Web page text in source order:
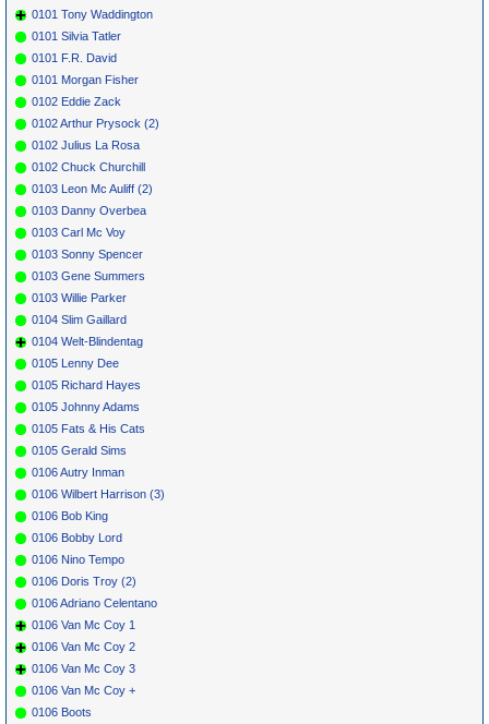
0101 Tony Waddington
0101 Silvia Tatler
0101 F.R. David
0101 Morgan Fisher
0102 Eddie Zack
0102 Arthur Prysock (2)
0102 Julius La Rosa
0102 Chuck Churchill
0103 Leon Mc Auliff (2)
0103 Danny Overbea
0103 Carl Mc Voy
0103 Sonny Spencer
0103 Gene Summers
0103 Willie Parker
0104 Slim Gaillard
0104 Welt-Blindentag
0105 Lenny Dee
0105 Richard Hayes
0105 Johnny Adams
0105 Fats & His Cats
0105 Gerald Sims
0106 Autry Inman
0106 Wilbert Harrison (3)
0106 Bob King
0106 Bobby Lord
0106 Nino Tempo
0106 Doris Troy (2)
0106 Adriano Celentano
0106 Van Mc Coy 1
0106 Van Mc Coy 2
0106 Van Mc Coy 3
0106 Van Mc Coy +
0106 Boots